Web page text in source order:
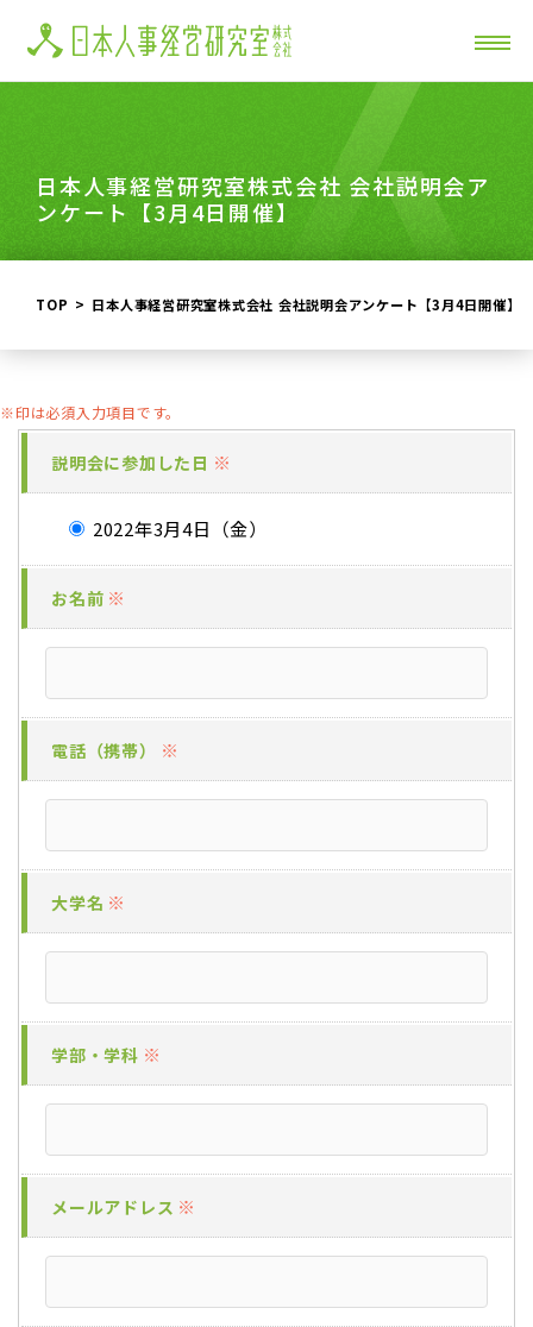
日本人事経営研究室株式会社 会社説明会ア
ンケート【3月4日開催】
TOP 日本人事経営研究室株式会社 会社説明会アンケート【3月4日開催】
※印は必須入力項目です。
説明会に参加した日 ※
2022年3月4日（金）
お名前 ※
電話（携帯） ※
大学名 ※
学部・学科 ※
メールアドレス ※